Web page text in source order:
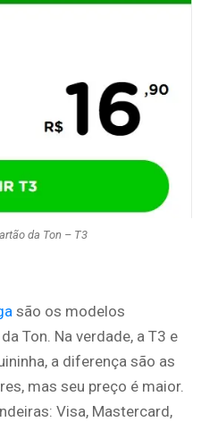
da Ton – T3
são os modelos
Ton. Na verdade, a T3 e
a diferença são as
mas seu preço é maior.
Visa, Mastercard,